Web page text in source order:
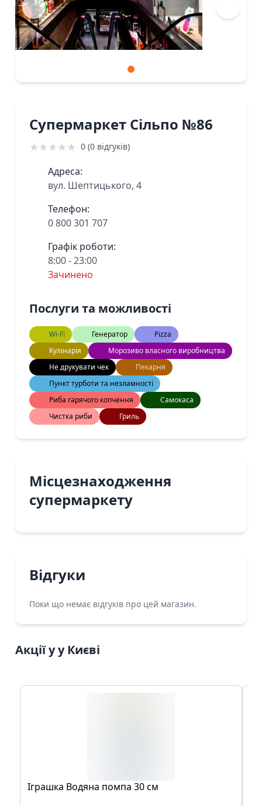
Супермаркет Сiльпо №86
★★★★★ 0 (0 відгуків)
Адреса:
вул. Шептицького, 4
Телефон:
0 800 301 707
Графік роботи:
8:00 - 23:00
Зачинено
Послуги та можливості
Wi-Fi Генератор
Pizza
Кулінарія
Морозиво власного виробництва
Не друкувати чек
Пекарня
Пункт турботи та незламності
Риба гарячого копчення
Самокаса
Чистка риби
Гриль
Місцезнаходження
супермаркету
Відгуки
Поки що немає відгуків про цей магазин.
Акції у у Києві
Іграшка Водяна помпа 30 см